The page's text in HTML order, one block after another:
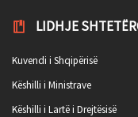
LIDHJE
Kuvendi i Shqipërisë
Këshilli i Ministrave
Këshilli i Lartë i Drejtësisë